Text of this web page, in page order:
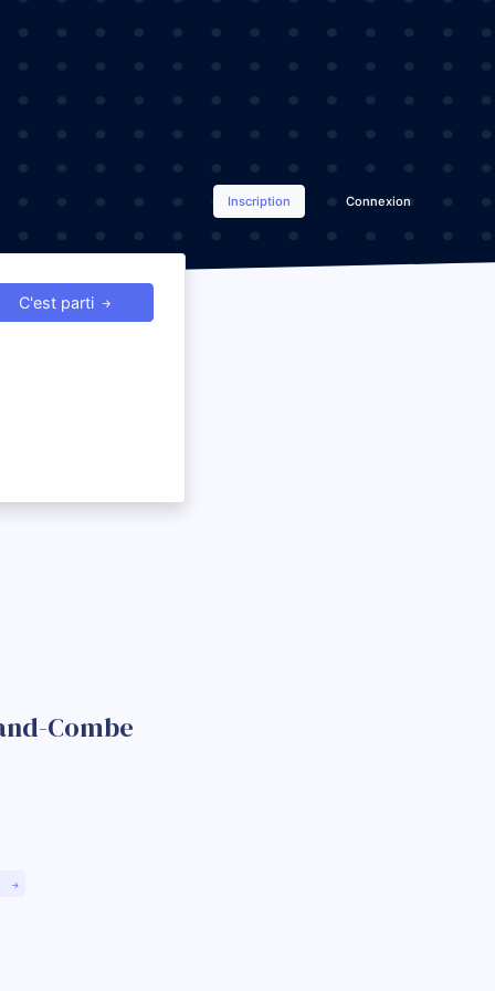
Inscription Connexion
C'est parti
Combe